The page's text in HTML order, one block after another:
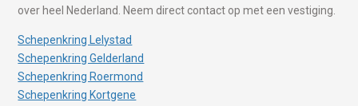
over heel Nederland. Neem direct contact op met een vestiging.
Schepenkring Lelystad
Schepenkring Gelderland
Schepenkring Roermond
Schepenkring Kortgene